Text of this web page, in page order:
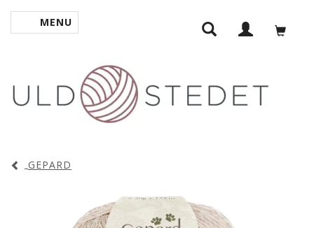
TOGGLE NAVIGATION
MENU
GEPARD